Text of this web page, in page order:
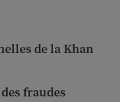
de la Khan
fraudes